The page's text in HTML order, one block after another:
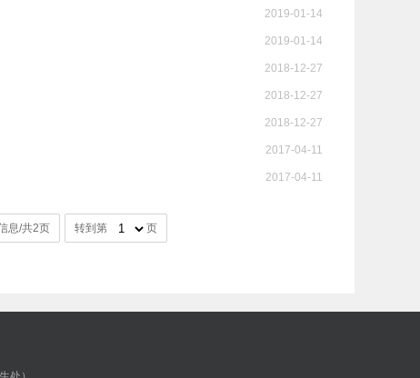
2019-01-14
2019-01-14
2018-12-27
2018-12-27
2018-12-27
2017-04-11
2017-04-11
息/共2页 转到第 页